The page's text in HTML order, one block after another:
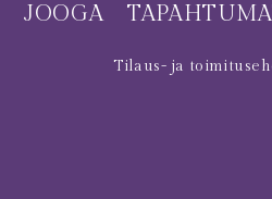
JOOGA
Tilaus- ja